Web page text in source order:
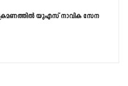
യുഎസ് നാവിക സേന